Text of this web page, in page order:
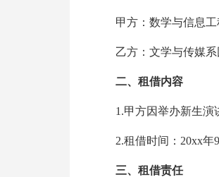
甲方：数学与信息
乙方：文学与传媒
二、租借内容
1.甲方因举办新生演
2.租借时间：20xx年
三、租借责任